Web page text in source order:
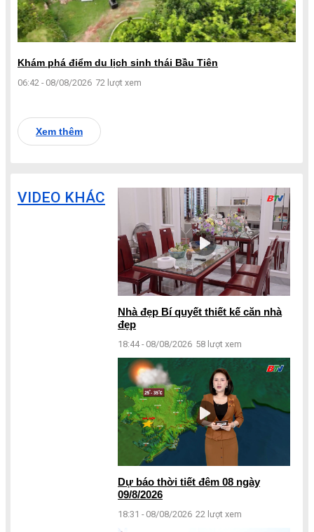
Khám phá điểm du lịch sinh thái Bầu Tiên
06:42 - 08/08/2026 72 lượt xem
Xem thêm
VIDEO KHÁC
Nhà đẹp Bí quyết thiết kế căn nhà
đẹp
18:44 - 08/08/2026 58 lượt xem
Dự báo thời tiết đêm 08 ngày
09/8/2026
18:31 - 08/08/2026 22 lượt xem